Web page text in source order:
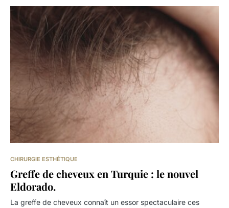
CHIRURGIE ESTHÉTIQUE
Greffe de cheveux en Turquie : le nouvel
Eldorado.
La greffe de cheveux connaît un essor spectaculaire ces